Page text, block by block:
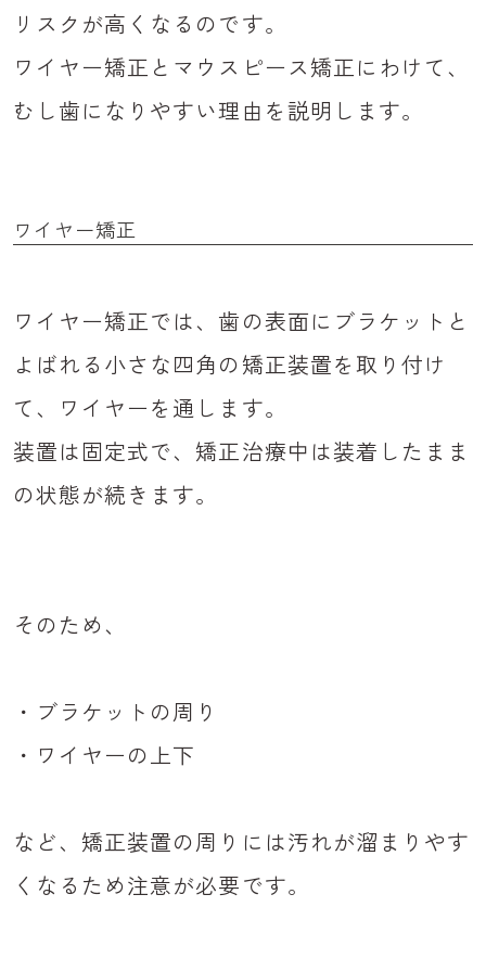
リスクが高くなるのです。
ワイヤー矯正とマウスピース矯正にわけて、
むし歯になりやすい理由を説明します。
ワイヤー矯正
ワイヤー矯正では、歯の表面にブラケットと
よばれる小さな四角の矯正装置を取り付け
て、ワイヤーを通します。
装置は固定式で、矯正治療中は装着したまま
の状態が続きます。
そのため、
・ブラケットの周り
・ワイヤーの上下
など、矯正装置の周りには汚れが溜まりやす
くなるため注意が必要です。